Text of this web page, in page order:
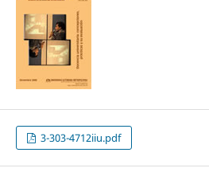
3-303-4712iiu.pdf